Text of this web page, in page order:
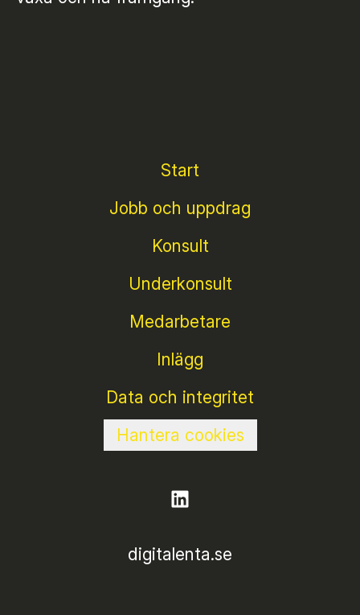
Start
Jobb och uppdrag
Konsult
Underkonsult
Medarbetare
Inlägg
Data och integritet
Hantera cookies
digitalenta.se